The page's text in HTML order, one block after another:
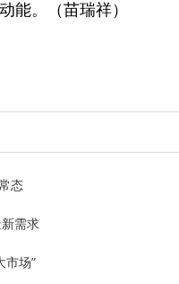
能。（苗瑞祥）
态
需求
市场”